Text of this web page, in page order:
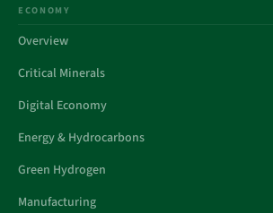
ECONOMY
Overview
Critical Minerals
Digital Economy
Energy & Hydrocarbons
Green Hydrogen
Manufacturing